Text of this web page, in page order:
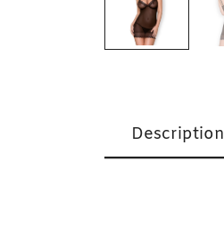
Description